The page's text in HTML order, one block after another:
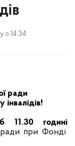
о 14:34
ради
11.30 годині
ради при Фонді